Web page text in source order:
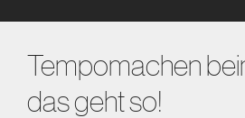
Tempomachen
das geht so!